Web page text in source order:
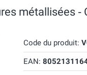
métallisées ‐
Code du produit:
EAN: